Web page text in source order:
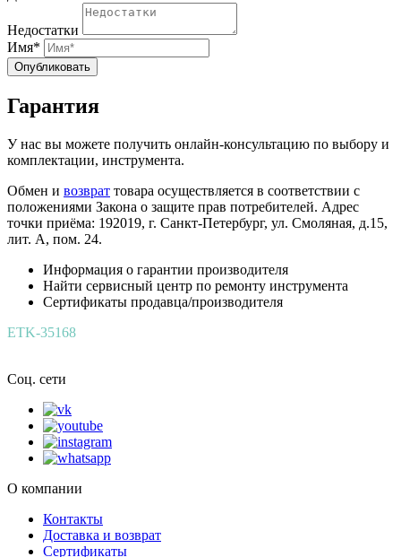
Недостатки
Имя*
Опубликовать
Гарантия
У нас вы можете получить онлайн-консультацию по выбору и
комплектации, инструмента.
Обмен и возврат товара осуществляется в соответствии с
положениями Закона о защите прав потребителей. Адрес
точки приёма: 192019, г. Санкт-Петербург, ул. Смоляная, д.15,
лит. А, пом. 24.
Информация о гарантии производителя
Найти сервисный центр по ремонту инструмента
Сертификаты продавца/производителя
ETK-35168
Соц. сети
О компании
Контакты
Доставка и возврат
Сертификаты